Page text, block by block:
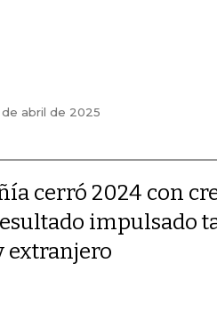
de abril de 2025
cerró 2024 con
impulsado
extranjero